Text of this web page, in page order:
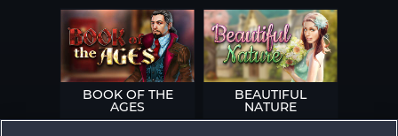
BOOK OF THE
AGES
BEAUTIFUL
NATURE